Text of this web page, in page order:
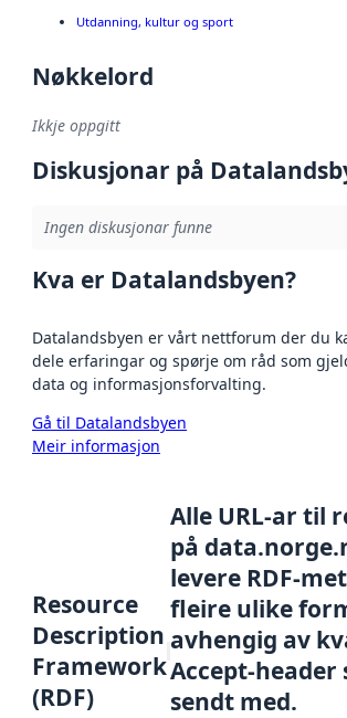
Utdanning, kultur og sport
Nøkkelord
Ikkje oppgitt
Diskusjonar på
Ingen diskusjonar funne
Kva er Datalandsbyen?
Datalandsbyen er vårt nettforum der du
dele erfaringar og spørje om råd som
data og informasjonsforvalting.
Gå til Datalandsbyen
Meir informasjon
Resource
Description
Framework
(RDF)
Alle URL-ar til
på
levere RDF-
fleire ulike
avhengig av
Accept-header
sendt med.